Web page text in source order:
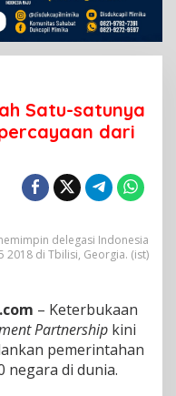
Satu-satunya
dari
delegasi Indonesia
2018 di Tbilisi, Georgia. (ist)
– Keterbukaan
Partnership kini
pemerintahan
negara di dunia.